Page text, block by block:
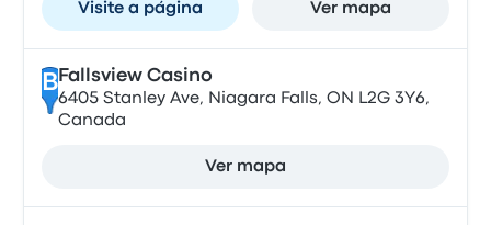
Visite a página Ver mapa
B Fallsview Casino
6405 Stanley Ave, Niagara Falls, ON L2G 3Y6,
Canada
Ver mapa